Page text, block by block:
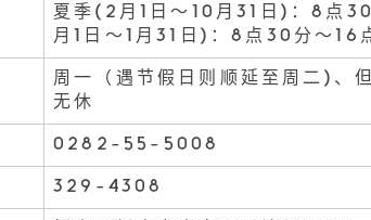
夏季(2月1日～10月31日)：8点
月1日～1月31日)：8点30分～16
周一（遇节假日则顺延至周二)、
无休
0282-55-5008
329-4308